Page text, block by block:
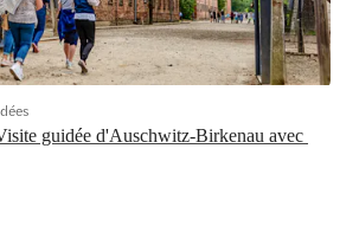
guidée d'Auschwitz-Birkenau avec